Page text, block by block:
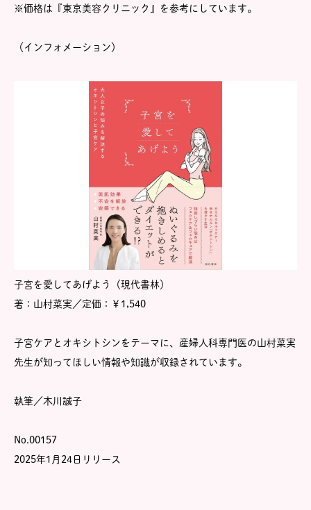
※価格は『東京美容クリニック』を参考にしています。
（インフォメーション）
子宮を愛してあげよう（現代書林）
著：山村菜実／定価：￥1,540
子宮ケアとオキシトシンをテーマに、産婦人科専門医の山村菜実
先生が知ってほしい情報や知識が収録されています。
執筆／木川誠子
No.00157
2025年1月24日リリース